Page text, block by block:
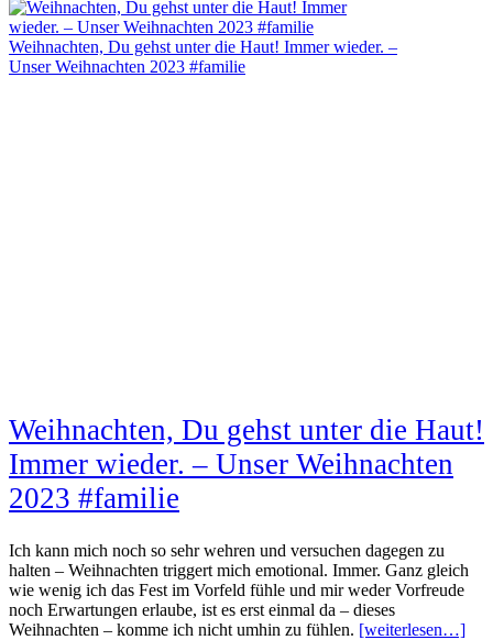
Weihnachten, Du gehst unter die Haut! Immer wieder. –
Unser Weihnachten 2023 #familie
Weihnachten, Du gehst unter die Haut!
Immer wieder. – Unser Weihnachten
2023 #familie
Ich kann mich noch so sehr wehren und versuchen dagegen zu
halten – Weihnachten triggert mich emotional. Immer. Ganz gleich
wie wenig ich das Fest im Vorfeld fühle und mir weder Vorfreude
noch Erwartungen erlaube, ist es erst einmal da – dieses
Weihnachten – komme ich nicht umhin zu fühlen. [weiterlesen…]